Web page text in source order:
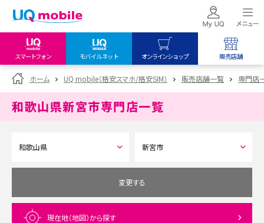
スマートフォン モバイルネット オンラインショップ 販売店舗
my UQ WiMAX
UQ WiMAX ご契約の方
My UQ mobile
データチャージサイト
UQ mobile
オンラインショップ
UQ WiMAX
UQ mobile
販売店舗
UQ WiMAX
ホーム UQ mobile（格安スマホ/格安SIM） 販売店舗一覧 専門店
和歌山県新宮市専門店一覧
変更する
現在地（地図）から探す